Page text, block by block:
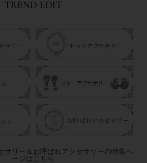
TREND EDIT
リー＆お呼ばれアクセサリーの特集ペ
ージはこちら